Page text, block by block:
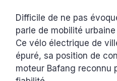
Difficile de ne pas
parle de mobilité
Ce vélo électrique de
épuré, sa position de
moteur Bafang reconnu